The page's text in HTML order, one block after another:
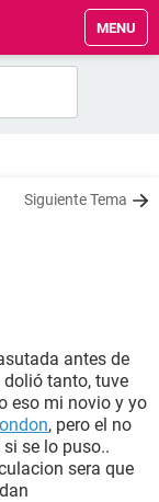
MENU
Siguiente Tema
antes de
dolió tanto, tuve
eso mi novio y yo
, pero el no
se lo puso..
sera que